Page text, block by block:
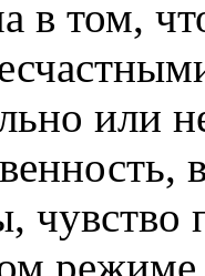
в том,
или
чувство